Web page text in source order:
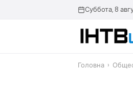
Суббота, 8
Головна ›